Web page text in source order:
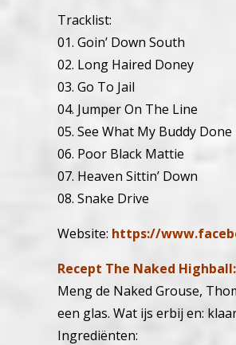
Tracklist:
01. Goin’ Down South
02. Long Haired Doney
03. Go To Jail
04. Jumper On The Line
05. See What My Buddy Done
06. Poor Black Mattie
07. Heaven Sittin’ Down
08. Snake Drive
Website: https://
Recept The Naked Highball:
Meng de Naked Grouse,
een glas. Wat ijs erbij en:
Ingrediënten: